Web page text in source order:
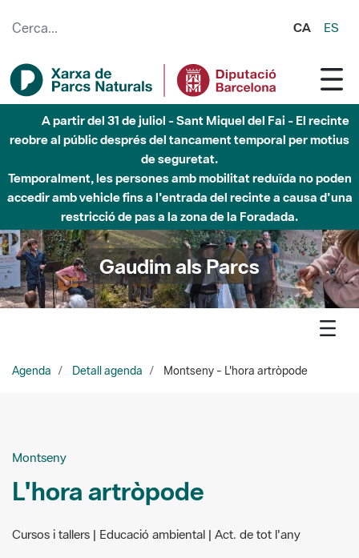
CA ES
Fins al desembre de 2026 - Parc Fluvial Besòs -
Afectacions a la llera del Parc Fluvial del Besòs degut a
obres de construcció d'una passera sobre el riu
Gaudim als Parcs
Agenda Detall agenda Montseny - L'hora artròpode
Del 01/12/2023 fins al
Naturals de Granollers